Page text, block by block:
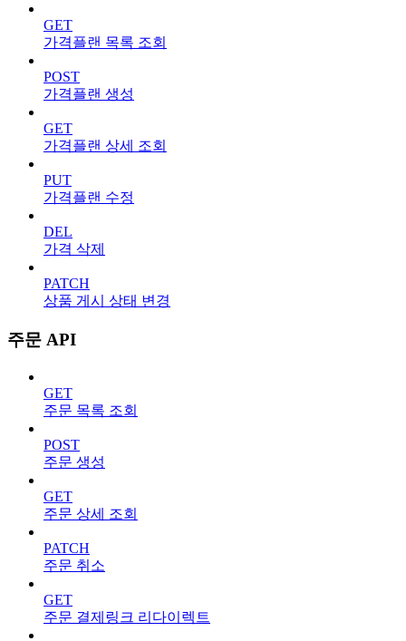
GET
가격플랜 목록 조회
POST
가격플랜 생성
GET
가격플랜 상세 조회
PUT
가격플랜 수정
DEL
가격 삭제
PATCH
상품 게시 상태 변경
주문 API
GET
주문 목록 조회
POST
주문 생성
GET
주문 상세 조회
PATCH
주문 취소
GET
주문 결제링크 리다이렉트